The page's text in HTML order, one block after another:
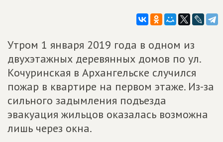
Утром 1 января 2019 года в одном из
двухэтажных деревянных домов по ул.
Кочуринская в Архангельске случился
пожар в квартире на первом этаже. Из-за
сильного задымления подъезда
эвакуация жильцов оказалась возможна
лишь через окна.